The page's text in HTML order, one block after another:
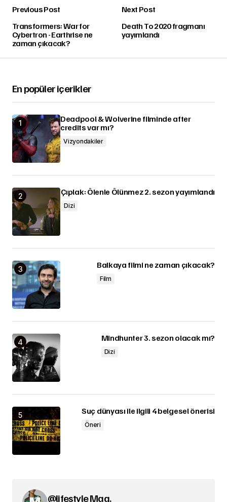
Previous Post
Transformers: War for
Cybertron - Earthrise ne
zaman çıkacak?
Next Post
Death To 2020 fragmanı
yayımlandı
En popüler içerikler
Deadpool & Wolverine filminde after
credits var mı?
Vizyondakiler
Çıplak: Ölenle Ölünmez 2. sezon yayımlandı
Dizi
Balkaya filmi ne zaman çıkacak?
Film
Mindhunter 3. sezon olacak mı?
Dizi
Suç dünyası ile ilgili 4 belgesel önerisi
Öneri
@lifestyle Mag.